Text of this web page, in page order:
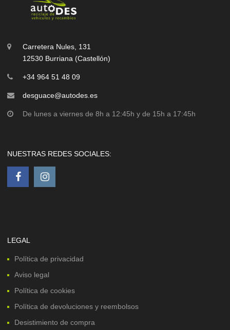
Carretera Nules, 131
12530 Burriana (Castellón)
+34 964 51 48 09
desguace@autodes.es
De lunes a viernes de 8h a 12:45h y de 15h a 17:45h
NUESTRAS REDES SOCIALES:
LEGAL
Política de privacidad
Aviso legal
Política de cookies
Política de devoluciones y reembolsos
Desistimiento de compra